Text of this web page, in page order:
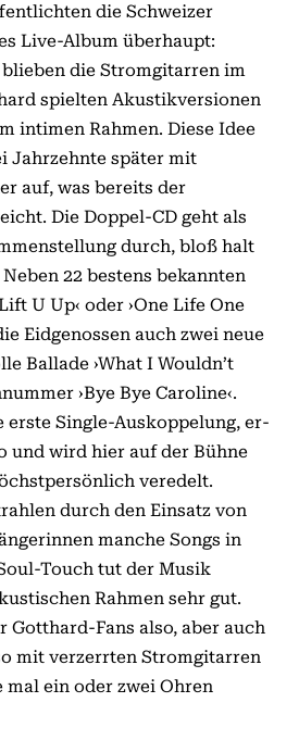
die Schweizer
Live-Album überhaupt:
blieben die Stromgitarren im
spielten Akustikversionen
intimen Rahmen. Diese Idee
Jahrzehnte später mit
auf, was bereits der
Die Doppel-CD geht als
durch, bloß halt
22 bestens bekannten
U Up‹ oder ›One Life One
Eidgenossen auch zwei neue
Ballade ›What I Wouldn’t
›Bye Bye Caroline‹.
erste Single-Auskoppelung, er­­
und wird hier auf der Bühne
veredelt.
durch den Einsatz von
manche Songs in
Touch tut der Musik
Rahmen sehr gut.
Fans also, aber auch
mit verzerrten Stromgitarren
mal ein oder zwei Ohren